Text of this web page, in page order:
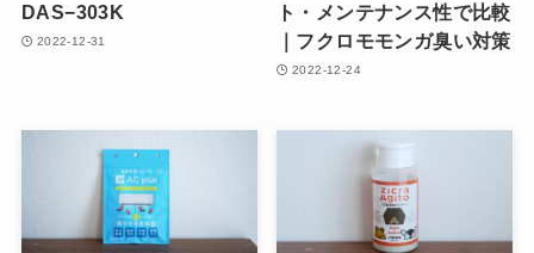
DAS−303K
2022-12-31
ト・メンテナンス性で比較
｜フクロモモンガ臭い対策
2022-12-24